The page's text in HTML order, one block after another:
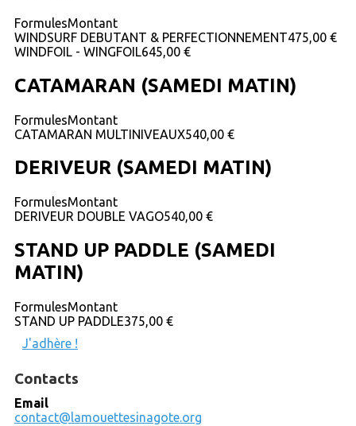
FormulesMontant
WINDSURF DEBUTANT & PERFECTIONNEMENT475,00 €
WINDFOIL - WINGFOIL645,00 €
CATAMARAN (SAMEDI MATIN)
FormulesMontant
CATAMARAN MULTINIVEAUX540,00 €
DERIVEUR (SAMEDI MATIN)
FormulesMontant
DERIVEUR DOUBLE VAGO540,00 €
STAND UP PADDLE (SAMEDI
MATIN)
FormulesMontant
STAND UP PADDLE375,00 €
J'adhère !
Contacts
Email
contact@lamouettesinagote.org